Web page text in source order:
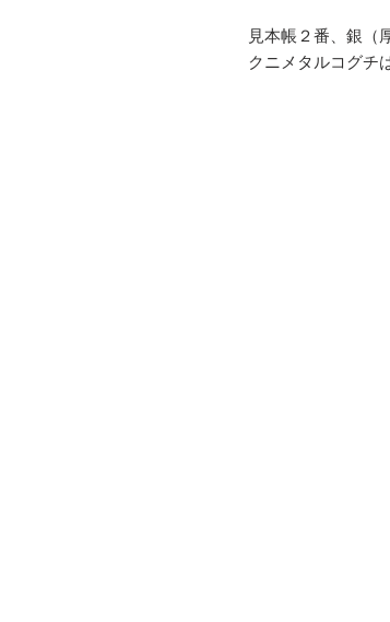
見本帳２番、銀（
クニメタルコグチ